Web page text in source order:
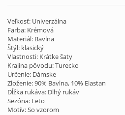
Veľkosť: Univerzálna
Farba: Krémová
Materiál: Bavlna
Štýl: klasický
Vlastnosti: Krátke šaty
Krajina pôvodu: Turecko
Určenie: Dámske
Zloženie: 90% Bavlna, 10% Elastan
Dĺžka rukáva: Dlhý rukáv
Sezóna: Leto
Motív: So vzorom